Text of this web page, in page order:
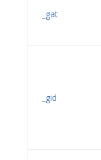
_gat
_gid